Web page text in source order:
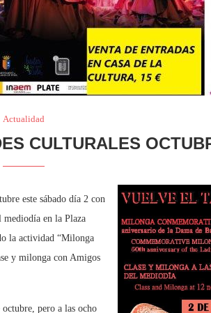
Actualidad
CULTURALES
este sábado día 2 con
mediodía en la Plaza
la actividad “Milonga
y milonga con Amigos
pero a las ocho